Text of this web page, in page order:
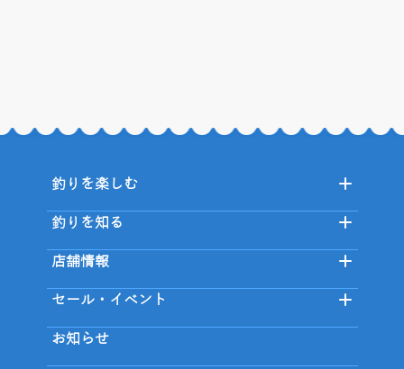
釣りを楽しむ
釣りを知る
店舗情報
セール・イベント
お知らせ